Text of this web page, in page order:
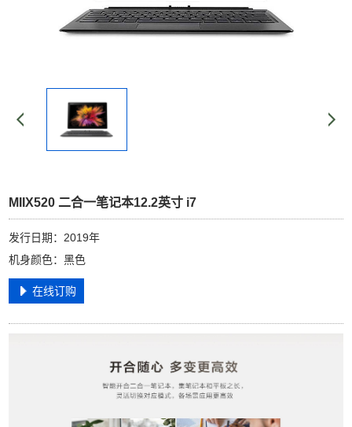
MIIX520 二合一笔记本12.2英寸 i7
发行日期：2019年
机身颜色：黑色
在线订购